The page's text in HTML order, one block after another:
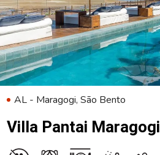
AL - Maragogi, São Bento
Villa Pantai Maragogi